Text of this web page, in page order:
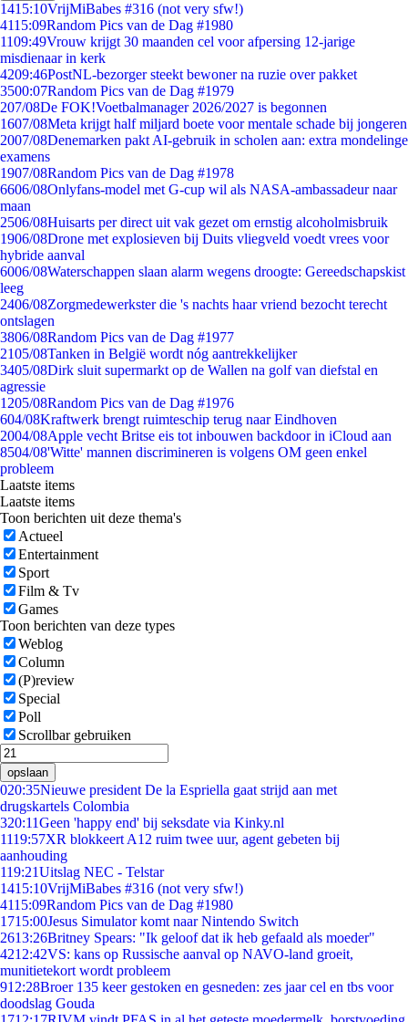
1415:10VrijMiBabes #316 (not very sfw!)
4115:09Random Pics van de Dag #1980
1109:49Vrouw krijgt 30 maanden cel voor afpersing 12-jarige
misdienaar in kerk
4209:46PostNL-bezorger steekt bewoner na ruzie over pakket
3500:07Random Pics van de Dag #1979
207/08De FOK!Voetbalmanager 2026/2027 is begonnen
1607/08Meta krijgt half miljard boete voor mentale schade bij jongeren
2007/08Denemarken pakt AI-gebruik in scholen aan: extra mondelinge
examens
1907/08Random Pics van de Dag #1978
6606/08Onlyfans-model met G-cup wil als NASA-ambassadeur naar
maan
2506/08Huisarts per direct uit vak gezet om ernstig alcoholmisbruik
1906/08Drone met explosieven bij Duits vliegveld voedt vrees voor
hybride aanval
6006/08Waterschappen slaan alarm wegens droogte: Gereedschapskist
leeg
2406/08Zorgmedewerkster die 's nachts haar vriend bezocht terecht
ontslagen
3806/08Random Pics van de Dag #1977
2105/08Tanken in België wordt nóg aantrekkelijker
3405/08Dirk sluit supermarkt op de Wallen na golf van diefstal en
agressie
1205/08Random Pics van de Dag #1976
604/08Kraftwerk brengt ruimteschip terug naar Eindhoven
2004/08Apple vecht Britse eis tot inbouwen backdoor in iCloud aan
8504/08'Witte' mannen discrimineren is volgens OM geen enkel
probleem
Laatste items
Laatste items
Toon berichten uit deze thema's
Actueel
Entertainment
Sport
Film & Tv
Games
Toon berichten van deze types
Weblog
Column
(P)review
Special
Poll
Scrollbar gebruiken
opslaan
020:35Nieuwe president De la Espriella gaat strijd aan met
drugskartels Colombia
320:11Geen 'happy end' bij seksdate via Kinky.nl
1119:57XR blokkeert A12 ruim twee uur, agent gebeten bij
aanhouding
119:21Uitslag NEC - Telstar
1415:10VrijMiBabes #316 (not very sfw!)
4115:09Random Pics van de Dag #1980
1715:00Jesus Simulator komt naar Nintendo Switch
2613:26Britney Spears: "Ik geloof dat ik heb gefaald als moeder"
4212:42VS: kans op Russische aanval op NAVO-land groeit,
munitietekort wordt probleem
912:28Broer 135 keer gestoken en gesneden: zes jaar cel en tbs voor
doodslag Gouda